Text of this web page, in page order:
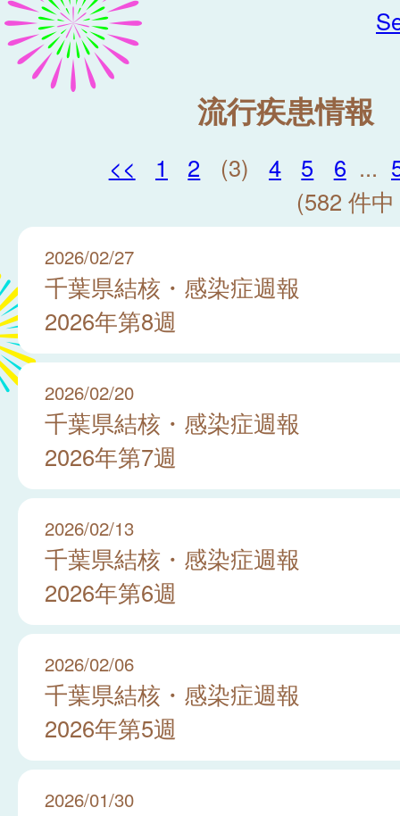
流行疾患情報
<< 1 2 (3) 4 5 6 ...
(582 件
2026/02/27
千葉県結核・感染症週報
2026年第8週
2026/02/20
千葉県結核・感染症週報
2026年第7週
2026/02/13
千葉県結核・感染症週報
2026年第6週
2026/02/06
千葉県結核・感染症週報
2026年第5週
2026/01/30